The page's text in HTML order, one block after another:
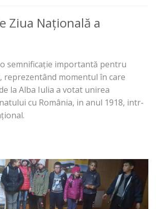
Ziua Națională a
semnificație importantă pentru
momentul în care
la Alba Iulia a votat unirea
cu România, in anul 1918, intr-